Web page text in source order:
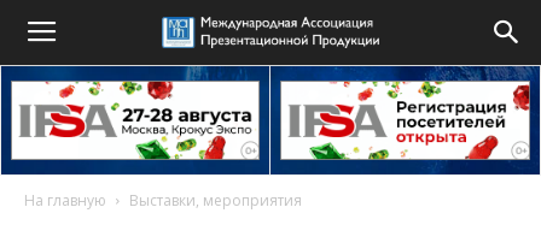
На главную Выставки, мероприятия